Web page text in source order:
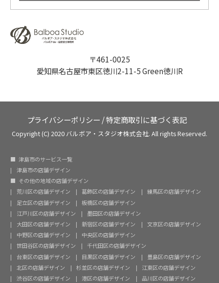
〒461-0025
愛知県名古屋市東区徳川2-11-5 Green徳川R
プライバシーポリシー /特定商取引に基づく表記
Copyright (C) 2020 バルボア・スタジオ株式会社. All rights Reserved.
津島市のサービス一覧
津島市の店舗デザイン
その他の地域の店舗デザイン
荒川区の店舗デザイン
葛飾区の店舗デザイン
練馬区の店舗デザイン
足立区の店舗デザイン
板橋区の店舗デザイン
江戸川区の店舗デザイン
墨田区の店舗デザイン
大田区の店舗デザイン
新宿区の店舗デザイン
文京区の店舗デザイン
中野区の店舗デザイン
中央区の店舗デザイン
世田谷区の店舗デザイン
千代田区の店舗デザイン
台東区の店舗デザイン
目黒区の店舗デザイン
豊島区の店舗デザイン
北区の店舗デザイン
杉並区の店舗デザイン
江東区の店舗デザイン
渋谷区の店舗デザイン
港区の店舗デザイン
品川区の店舗デザイン